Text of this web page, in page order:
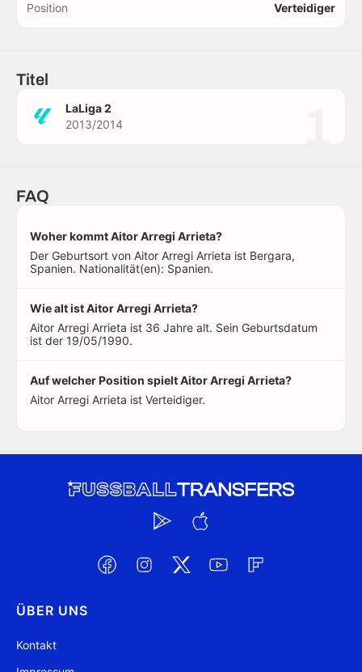
Position Verteidiger
Titel
LaLiga 2
2013/2014
FAQ
Woher kommt Aitor Arregi Arrieta?
Der Geburtsort von Aitor Arregi Arrieta ist Bergara,
Spanien. Nationalität(en): Spanien.
Wie alt ist Aitor Arregi Arrieta?
Aitor Arregi Arrieta ist 36 Jahre alt. Sein Geburtsdatum
ist der 19/05/1990.
Auf welcher Position spielt Aitor Arregi Arrieta?
Aitor Arregi Arrieta ist Verteidiger.
ÜBER UNS
Kontakt